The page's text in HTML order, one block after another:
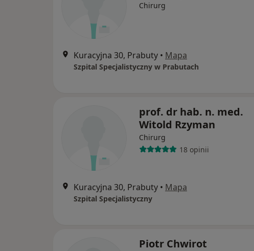
Chirurg
Kuracyjna 30, Prabuty • Mapa
Szpital Specjalistyczny w Prabutach
prof. dr hab. n. med.
Witold Rzyman
Chirurg
18 opinii
Kuracyjna 30, Prabuty • Mapa
Szpital Specjalistyczny
Piotr Chwirot